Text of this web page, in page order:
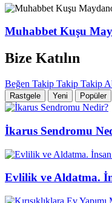
Muhabbet Kuşu
Bize Katılın
Beğen Takip Takip Takip
Rastgele Yeni Popüler
İkarus Sendromu
Evlilik ve Aldatma.